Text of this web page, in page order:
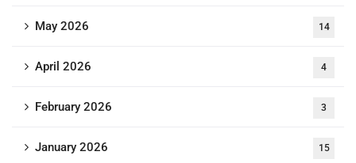
May 2026 14
April 2026 4
February 2026 3
January 2026 15